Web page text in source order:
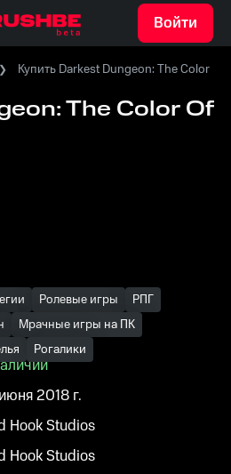
Войти
Купить Darkest Dungeon: The Color
The Color Of
Ролевые игры
РПГ
Мрачные игры на ПК
Рогалики
2018 г.
Hook Studios
Hook Studios